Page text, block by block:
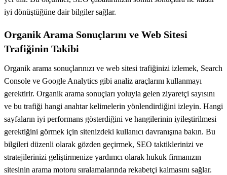
iyi dönüştüğüne dair bilgiler sağlar.
Organik Arama Sonuçlarını ve Web Sitesi
Trafiğinin Takibi
Organik arama sonuçlarınızı ve web sitesi trafiğinizi izlemek, Search
Console ve Google Analytics gibi analiz araçlarını kullanmayı
gerektirir. Organik arama sonuçları yoluyla gelen ziyaretçi sayısını
ve bu trafiği hangi anahtar kelimelerin yönlendirdiğini izleyin. Hangi
sayfaların iyi performans gösterdiğini ve hangilerinin iyileştirilmesi
gerektiğini görmek için sitenizdeki kullanıcı davranışına bakın. Bu
bilgileri düzenli olarak gözden geçirmek, SEO taktiklerinizi ve
stratejilerinizi geliştirmenize yardımcı olarak hukuk firmanızın
sitesinin arama motoru sıralamalarında rekabetçi kalmasını sağlar.